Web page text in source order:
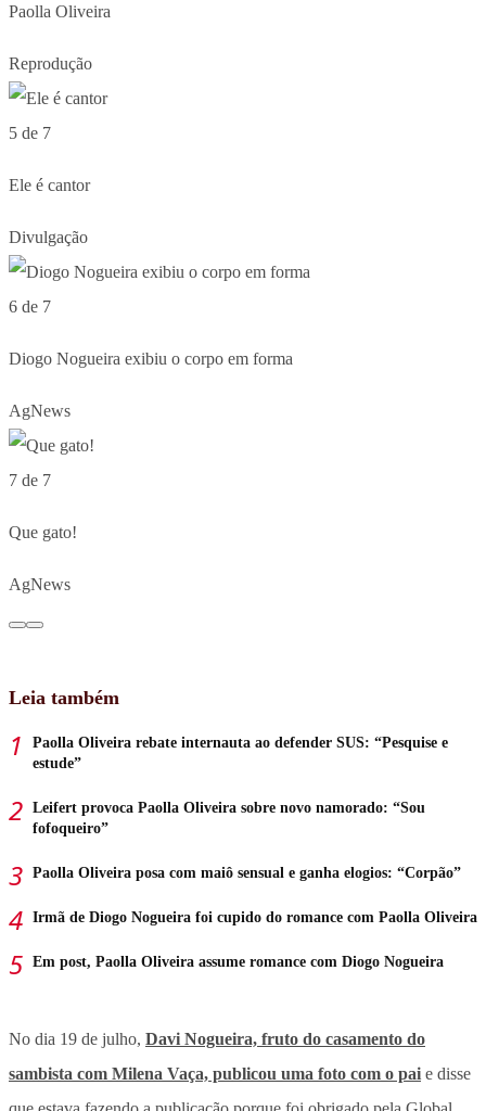
Paolla Oliveira
Reprodução
5 de 7
Ele é cantor
Divulgação
6 de 7
Diogo Nogueira exibiu o corpo em forma
AgNews
7 de 7
Que gato!
AgNews
Leia também
Paolla Oliveira rebate internauta ao defender SUS: “Pesquise e
estude”
Leifert provoca Paolla Oliveira sobre novo namorado: “Sou
fofoqueiro”
Paolla Oliveira posa com maiô sensual e ganha elogios: “Corpão”
Irmã de Diogo Nogueira foi cupido do romance com Paolla Oliveira
Em post, Paolla Oliveira assume romance com Diogo Nogueira
No dia 19 de julho, Davi Nogueira, fruto do casamento do
sambista com Milena Vaça, publicou uma foto com o pai e disse